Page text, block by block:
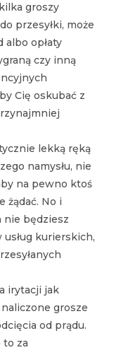
groszy
przesyłki, może
albo opłaty
czy inną
Cię oskubać z
lekką ręką
namysłu, nie
na pewno ktoś
żądać. No i
nie będziesz
kurierskich,
irytacji jak
grosze
od prądu.
to za